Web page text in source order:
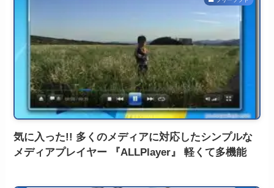
気に入った!! 多くのメディアに対応したシンプルな
メディアプレイヤー 『ALLPlayer』 軽くて多機能